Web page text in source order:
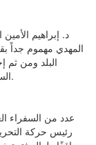
د. إبراهيم
المهدي مهموم جداً
البلد ومن
السلام، وأبدى الأمين سعادة بالغة بعودة المهدي للوطن.
عدد من السفراء
رئيس حركة